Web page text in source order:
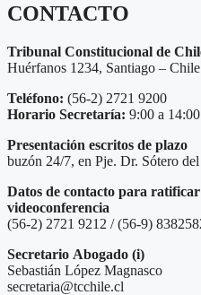
CONTACTO
Tribunal Constitucional de
Huérfanos 1234, Santiago – Chile
Teléfono: (56-2) 2721 9200
Horario Secretaría: 9:00 a
Presentación escritos de plazo
buzón 24/7, en Pje. Dr. Sótero
Datos de contacto para
videoconferencia
(56-2) 2721 9212 / (56-9)
Secretario Abogado (i)
Sebastián López Magnasco
secretaria@tcchile.cl